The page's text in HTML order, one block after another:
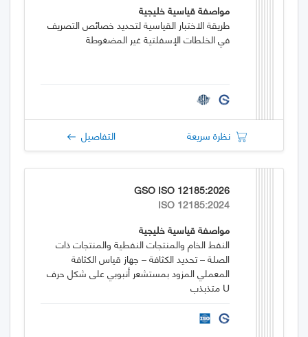
مواصفة قياسية خليجية
طريقة الاختبار القياسية لتحديد خصائص التصريف
في الخلطات الإسفلتية غير المضغوطة
نظرة سريعة التفاصيل
GSO ISO 12185:2026
ISO 12185:2024
مواصفة قياسية خليجية
النفط الخام والمنتجات النفطية والمنتجات ذات
الصلة – تحديد الكثافة – جهاز قياس الكثافة
المعملي المزود بمستشعر أنبوبي على شكل حرف
U متذبذب